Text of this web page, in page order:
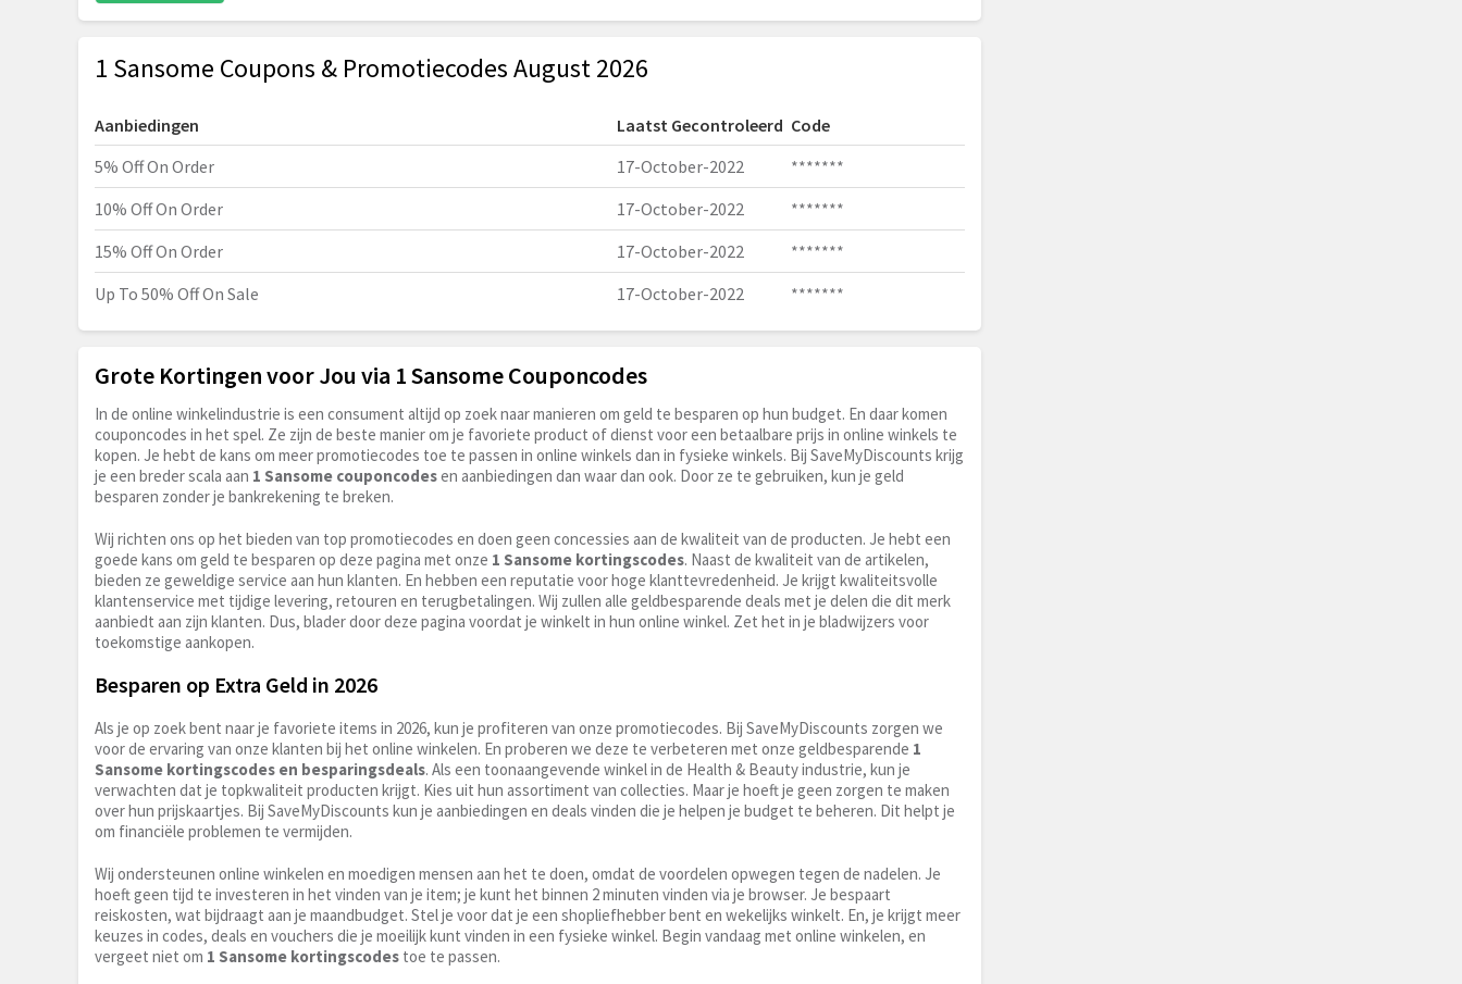
1 Sansome Coupons & Promotiecodes August 2026
Aanbiedingen Laatst Gecontroleerd Code
5% Off On Order
17-October-2022
*******
10% Off On Order
17-October-2022
*******
15% Off On Order
17-October-2022
*******
Up To 50% Off On Sale
17-October-2022 *******
Grote Kortingen voor Jou via 1 Sansome Couponcodes
In de online winkelindustrie is een consument altijd op zoek naar manieren om geld te besparen op hun budget. En daar komen
couponcodes in het spel. Ze zijn de beste manier om je favoriete product of dienst voor een betaalbare prijs in online winkels te
kopen. Je hebt de kans om meer promotiecodes toe te passen in online winkels dan in fysieke winkels. Bij SaveMyDiscounts krijg
je een breder scala aan 1 Sansome couponcodesen aanbiedingen dan waar dan ook. Door ze te gebruiken, kun je geld
besparen zonder je bankrekening te breken.
Wij richten ons op het bieden van top promotiecodes en doen geen concessies aan de kwaliteit van de producten. Je hebt een
goede kans om geld te besparen op deze pagina met onze 1 Sansome kortingscodes. Naast de kwaliteit van de artikelen,
bieden ze geweldige service aan hun klanten. En hebben een reputatie voor hoge klanttevredenheid. Je krijgt kwaliteitsvolle
klantenservice met tijdige levering, retouren en terugbetalingen. Wij zullen alle geldbesparende deals met je delen die dit merk
aanbiedt aan zijn klanten. Dus, blader door deze pagina voordat je winkelt in hun online winkel. Zet het in je bladwijzers voor
toekomstige aankopen.
Besparen op Extra Geld in 2026
Als je op zoek bent naar je favoriete items in 2026, kun je profiteren van onze promotiecodes. Bij SaveMyDiscounts zorgen we
voor de ervaring van onze klanten bij het online winkelen. En proberen we deze te verbeteren met onze geldbesparende 1
Sansome kortingscodes en besparingsdeals. Als een toonaangevende winkel in de Health & Beauty industrie, kun je
verwachten dat je topkwaliteit producten krijgt. Kies uit hun assortiment van collecties. Maar je hoeft je geen zorgen te maken
over hun prijskaartjes. Bij SaveMyDiscounts kun je aanbiedingen en deals vinden die je helpen je budget te beheren. Dit helpt je
om financiële problemen te vermijden.
Wij ondersteunen online winkelen en moedigen mensen aan het te doen, omdat de voordelen opwegen tegen de nadelen. Je
hoeft geen tijd te investeren in het vinden van je item; je kunt het binnen 2 minuten vinden via je browser. Je bespaart
reiskosten, wat bijdraagt aan je maandbudget. Stel je voor dat je een shopliefhebber bent en wekelijks winkelt. En, je krijgt meer
keuzes in codes, deals en vouchers die je moeilijk kunt vinden in een fysieke winkel. Begin vandaag met online winkelen, en
vergeet niet om 1 Sansome kortingscodes toe te passen.